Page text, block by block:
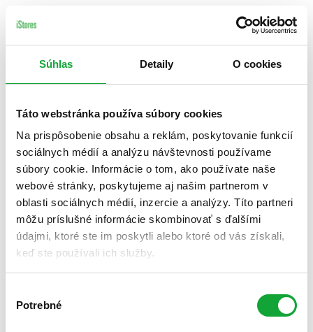
Súhlas Detaily O cookies
Táto webstránka používa súbory cookies
Na prispôsobenie obsahu a reklám, poskytovanie funkcií
sociálnych médií a analýzu návštevnosti používame
súbory cookie. Informácie o tom, ako používate naše
webové stránky, poskytujeme aj našim partnerom v
oblasti sociálnych médií, inzercie a analýzy. Títo partneri
môžu príslušné informácie skombinovať s ďalšími
údajmi, ktoré ste im poskytli alebo ktoré od vás získali,
keď ste používali ich služby.
súhlasu
Potrebné